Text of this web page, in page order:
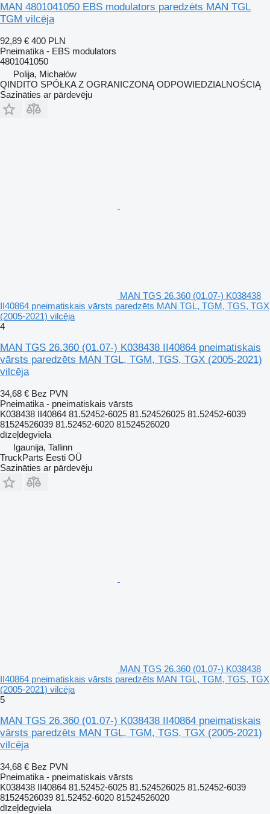
MAN 4801041050 EBS modulators paredzēts MAN TGL
TGM vilcēja
92,89 € 400 PLN
Pneimatika - EBS modulators
4801041050
Polija, Michałów
QINDITO SPÓŁKA Z OGRANICZONĄ ODPOWIEDZIALNOŚCIĄ
Sazināties ar pārdevēju
MAN TGS 26.360 (01.07-) K038438
II40864 pneimatiskais vārsts paredzēts MAN TGL, TGM, TGS, TGX
(2005-2021) vilcēja
4
MAN TGS 26.360 (01.07-) K038438 II40864 pneimatiskais
vārsts paredzēts MAN TGL, TGM, TGS, TGX (2005-2021)
vilcēja
34,68 € Bez PVN
Pneimatika - pneimatiskais vārsts
K038438 II40864 81.52452-6025 81.524526025 81.52452-6039
81524526039 81.52452-6020 81524526020
dīzeļdegviela
Igaunija, Tallinn
TruckParts Eesti OÜ
Sazināties ar pārdevēju
MAN TGS 26.360 (01.07-) K038438
II40864 pneimatiskais vārsts paredzēts MAN TGL, TGM, TGS, TGX
(2005-2021) vilcēja
5
MAN TGS 26.360 (01.07-) K038438 II40864 pneimatiskais
vārsts paredzēts MAN TGL, TGM, TGS, TGX (2005-2021)
vilcēja
34,68 € Bez PVN
Pneimatika - pneimatiskais vārsts
K038438 II40864 81.52452-6025 81.524526025 81.52452-6039
81524526039 81.52452-6020 81524526020
dīzeļdegviela